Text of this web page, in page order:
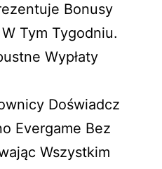
Bonusy
Tym Tygodniu.
Wypłaty
Doświadcz
Evergame Bez
Wszystkim